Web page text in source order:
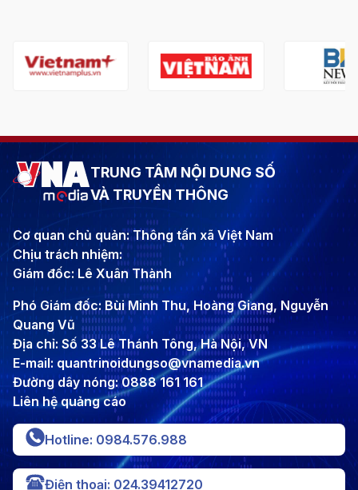
TRUNG TÂM NỘI DUNG SỐ
VÀ TRUYỀN THÔNG
Cơ quan chủ quản: Thông tấn xã Việt Nam
Chịu trách nhiệm:
Giám đốc: Lê Xuân Thành
Phó Giám đốc: Bùi Minh Thu, Hoàng Giang, Nguyễn
Quang Vũ
Địa chỉ: Số 33 Lê Thánh Tông, Hà Nội, VN
E-mail: quantrinoidungso@vnamedia.vn
Đường dây nóng: 0888 161 161
Liên hệ quảng cáo
Hotline: 0984.576.988
Điện thoại: 024.39412720